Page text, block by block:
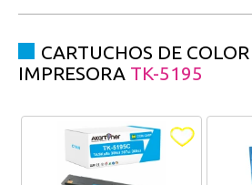
CARTUCHOS DE
IMPRESORA TK-5195